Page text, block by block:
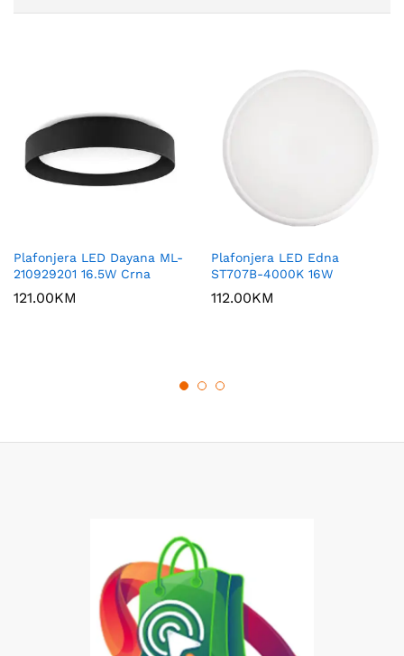
Plafonjera LED Dayana ML-
210929201 16.5W Crna
121.00KM
Plafonjera LED Edna
ST707B-4000K 16W
112.00KM